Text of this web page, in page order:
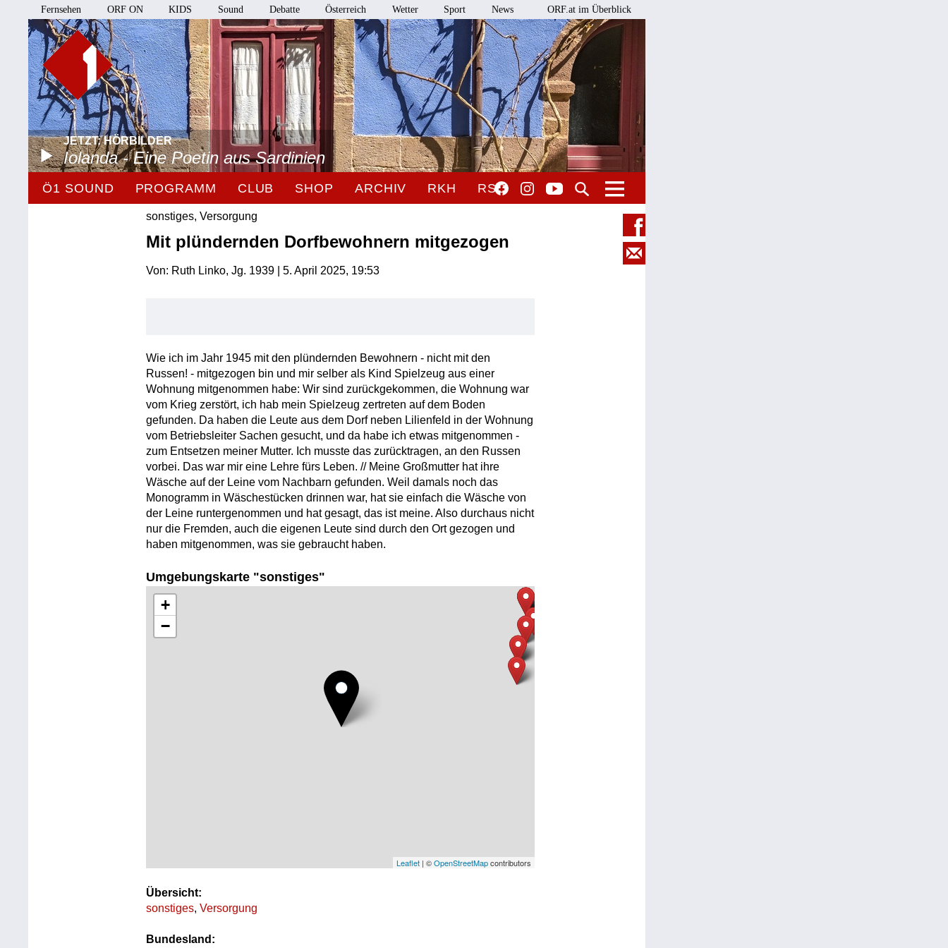
Fernsehen ORF ON KIDS Sound Debatte Österreich Wetter Sport News ORF.at im Überblick
JETZT: HÖRBILDER
Iolanda - Eine Poetin aus Sardinien
Ö1 SOUND PROGRAMM CLUB SHOP ARCHIV RKH RSO
sonstiges, Versorgung
Mit plündernden Dorfbewohnern mitgezogen
Von: Ruth Linko, Jg. 1939 | 5. April 2025, 19:53
Wie ich im Jahr 1945 mit den plündernden Bewohnern - nicht mit den
Russen! - mitgezogen bin und mir selber als Kind Spielzeug aus einer
Wohnung mitgenommen habe: Wir sind zurückgekommen, die Wohnung war
vom Krieg zerstört, ich hab mein Spielzeug zertreten auf dem Boden
gefunden. Da haben die Leute aus dem Dorf neben Lilienfeld in der Wohnung
vom Betriebsleiter Sachen gesucht, und da habe ich etwas mitgenommen -
zum Entsetzen meiner Mutter. Ich musste das zurücktragen, an den Russen
vorbei. Das war mir eine Lehre fürs Leben. // Meine Großmutter hat ihre
Wäsche auf der Leine vom Nachbarn gefunden. Weil damals noch das
Monogramm in Wäschestücken drinnen war, hat sie einfach die Wäsche von
der Leine runtergenommen und hat gesagt, das ist meine. Also durchaus nicht
nur die Fremden, auch die eigenen Leute sind durch den Ort gezogen und
haben mitgenommen, was sie gebraucht haben.
Umgebungskarte "sonstiges"
+
−
Leaflet| ©OpenStreetMapcontributors
Übersicht:
sonstiges,Versorgung
Bundesland: